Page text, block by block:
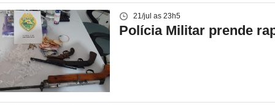
21/jul as 23h5
Polícia Militar prende